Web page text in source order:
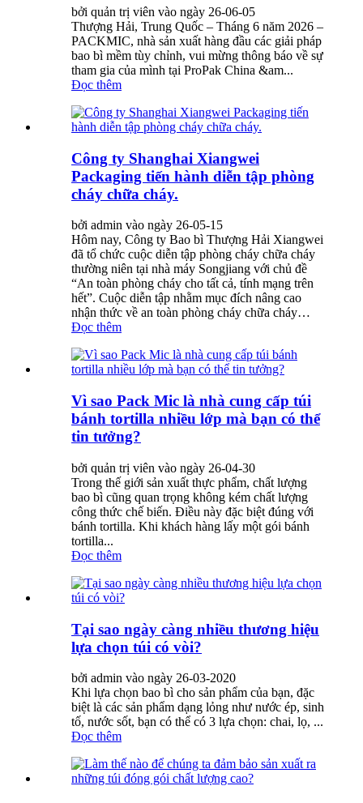
bởi quản trị viên vào ngày 26-06-05
Thượng Hải, Trung Quốc – Tháng 6 năm 2026 –
PACKMIC, nhà sản xuất hàng đầu các giải pháp
bao bì mềm tùy chỉnh, vui mừng thông báo về sự
tham gia của mình tại ProPak China &am...
Đọc thêm
Công ty Shanghai Xiangwei
Packaging tiến hành diễn tập phòng
cháy chữa cháy.
bởi admin vào ngày 26-05-15
Hôm nay, Công ty Bao bì Thượng Hải Xiangwei
đã tổ chức cuộc diễn tập phòng cháy chữa cháy
thường niên tại nhà máy Songjiang với chủ đề
“An toàn phòng cháy cho tất cả, tính mạng trên
hết”. Cuộc diễn tập nhằm mục đích nâng cao
nhận thức về an toàn phòng cháy chữa cháy…
Đọc thêm
Vì sao Pack Mic là nhà cung cấp túi
bánh tortilla nhiều lớp mà bạn có thể
tin tưởng?
bởi quản trị viên vào ngày 26-04-30
Trong thế giới sản xuất thực phẩm, chất lượng
bao bì cũng quan trọng không kém chất lượng
công thức chế biến. Điều này đặc biệt đúng với
bánh tortilla. Khi khách hàng lấy một gói bánh
tortilla...
Đọc thêm
Tại sao ngày càng nhiều thương hiệu
lựa chọn túi có vòi?
bởi admin vào ngày 26-03-2020
Khi lựa chọn bao bì cho sản phẩm của bạn, đặc
biệt là các sản phẩm dạng lỏng như nước ép, sinh
tố, nước sốt, bạn có thể có 3 lựa chọn: chai, lọ, ...
Đọc thêm